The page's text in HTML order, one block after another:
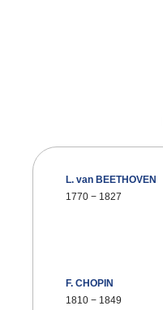
L. van BEETHOVEN
1770 − 1827
F. CHOPIN
1810 − 1849